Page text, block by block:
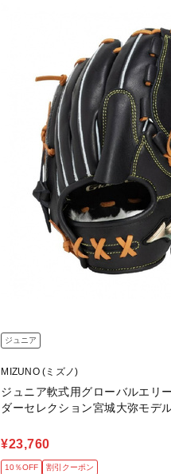
ジュニア
MIZUNO (ミズノ)
ジュニア軟式用グローバルエリ
ダーセレクション宮城大弥モデ
¥23,760
10％OFF 割引クーポン